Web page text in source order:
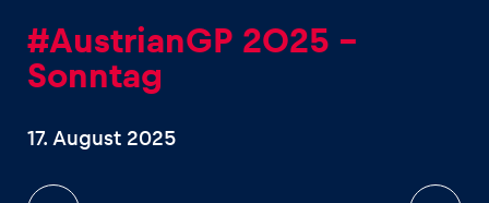
Alle anzeigen
#AustrianGP 2025 –
Sonntag
17. August 2025